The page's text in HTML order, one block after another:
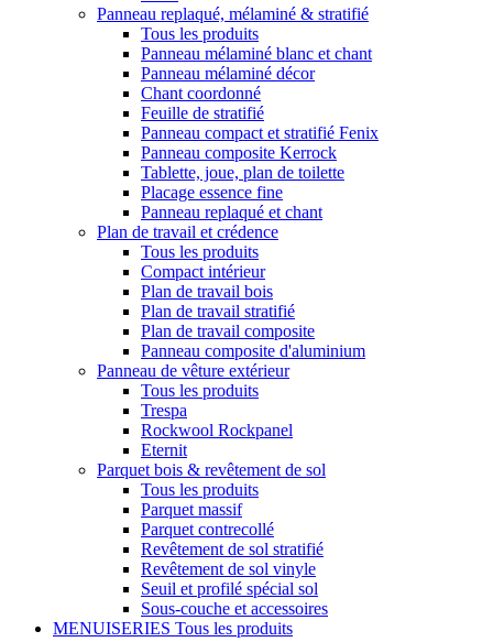
Panneau replaqué, mélaminé & stratifié
Tous les produits
Panneau mélaminé blanc et chant
Panneau mélaminé décor
Chant coordonné
Feuille de stratifié
Panneau compact et stratifié Fenix
Panneau composite Kerrock
Tablette, joue, plan de toilette
Placage essence fine
Panneau replaqué et chant
Plan de travail et crédence
Tous les produits
Compact intérieur
Plan de travail bois
Plan de travail stratifié
Plan de travail composite
Panneau composite d'aluminium
Panneau de vêture extérieur
Tous les produits
Trespa
Rockwool Rockpanel
Eternit
Parquet bois & revêtement de sol
Tous les produits
Parquet massif
Parquet contrecollé
Revêtement de sol stratifié
Revêtement de sol vinyle
Seuil et profilé spécial sol
Sous-couche et accessoires
MENUISERIES Tous les produits